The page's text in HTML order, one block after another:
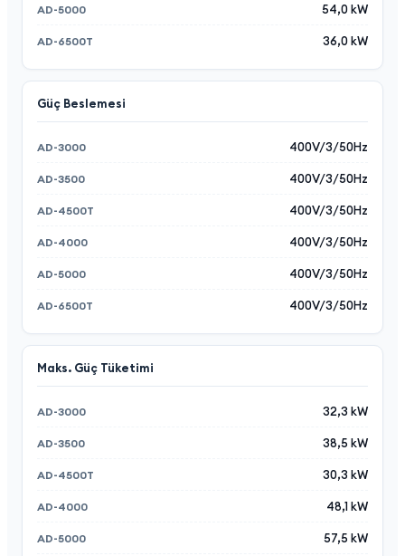
54,0 kW
36,0 kW
Güç Beslemesi
400V/3/50Hz
400V/3/50Hz
400V/3/50Hz
400V/3/50Hz
400V/3/50Hz
400V/3/50Hz
Maks. Güç Tüketimi
32,3 kW
38,5 kW
30,3 kW
48,1 kW
57,5 kW